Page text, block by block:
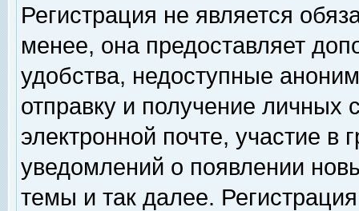
Регистрация не является
менее, она предоставляет
удобства, недоступные
отправку и получение личных
электронной почте, участие в
уведомлений о появлении
темы и так далее.